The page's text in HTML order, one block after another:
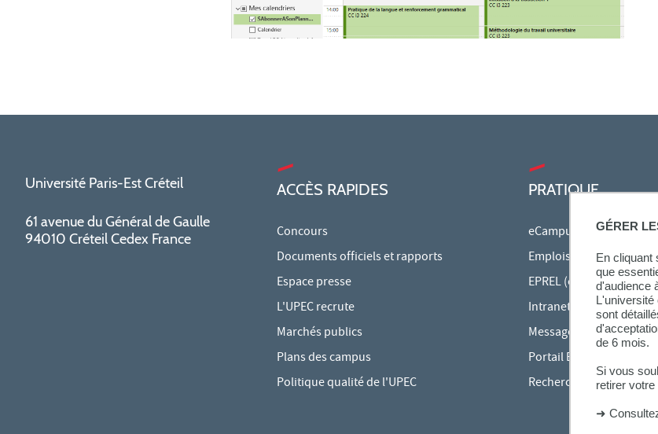
GÉRER
En cliquant
que
d'audience
L'université
sont
de 6 mois.
Si vous
retirer
➜
Université Paris-Est Créteil
61 avenue du Général de Gaulle
94010 Créteil Cedex France
ACCÈS RAPIDES
Concours
Documents officiels et rapports
Espace presse
L'UPEC recrute
Marchés publics
Plans des campus
Politique qualité de l'UPEC
PRATIQUE
eCampus
Emplois du temps en
EPREL (cours en ligne)
Intranet des personnels
Messagerie étudiante
Portail Bu Athéna
Rechercher une